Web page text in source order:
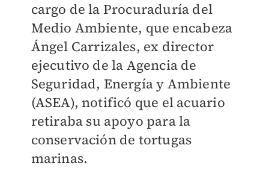
cargo de la Procuraduría del
Medio Ambiente, que encabeza
Ángel Carrizales, ex director
ejecutivo de la Agencia de
Seguridad, Energía y Ambiente
(ASEA), notificó que el acuario
retiraba su apoyo para la
conservación de tortugas
marinas.